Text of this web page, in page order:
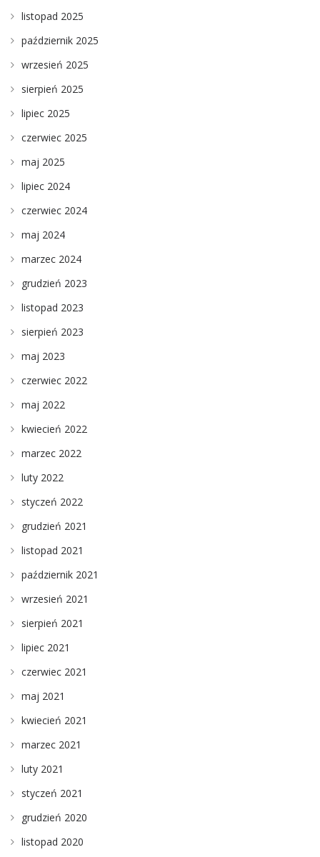
listopad 2025
październik 2025
wrzesień 2025
sierpień 2025
lipiec 2025
czerwiec 2025
maj 2025
lipiec 2024
czerwiec 2024
maj 2024
marzec 2024
grudzień 2023
listopad 2023
sierpień 2023
maj 2023
czerwiec 2022
maj 2022
kwiecień 2022
marzec 2022
luty 2022
styczeń 2022
grudzień 2021
listopad 2021
październik 2021
wrzesień 2021
sierpień 2021
lipiec 2021
czerwiec 2021
maj 2021
kwiecień 2021
marzec 2021
luty 2021
styczeń 2021
grudzień 2020
listopad 2020